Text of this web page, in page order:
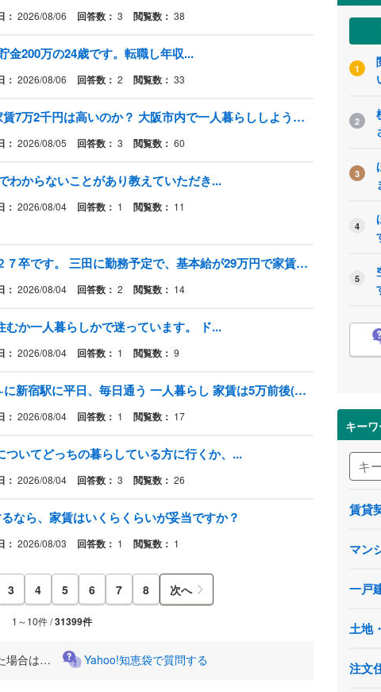
： 2026/08/06 回答数： 3 閲覧数： 38
金200万の24歳です。転職し年収...
： 2026/08/06 回答数： 2 閲覧数： 33
手取り26万(ボーナスなし)派遣、家賃7万2千円は高いのか？ 大阪市内で一人暮らししようと思ってる21歳女です。
： 2026/08/05 回答数： 3 閲覧数： 60
わからないことがあり教えていただき...
： 2026/08/04 回答数： 1 閲覧数： 11
来年から都内に一人暮らし予定の２７卒です。 三田に勤務予定で、基本給が29万円で家賃補助や食費補助などで５.2万円です。
： 2026/08/04 回答数： 2 閲覧数： 14
か一人暮らしかで迷っています。 ド...
： 2026/08/04 回答数： 1 閲覧数： 9
引っ越そうと思うんだけど、 8:30~に新宿駅に平日、毎日通う 一人暮らし 家賃は5万前後(もっと安く住める尚可) でそこそこの広さあれば良き のどかで自然豊かで落ち着いた場所
： 2026/08/04 回答数： 1 閲覧数： 17
いてどっちの暮らしている方に行くか、...
： 2026/08/04 回答数： 3 閲覧数： 26
なら、家賃はいくらくらいが妥当ですか？
： 2026/08/03 回答数： 1 閲覧数： 1
3 4 5 6 7 8 次へ
1～10件 /31399件
場合は… Yahoo!知恵袋で質問する
1
2
3
4
5
キー
賃貸
マン
一戸
土地
注文